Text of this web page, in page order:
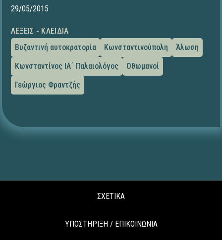
29/05/2015
ΛΈΞΕΙΣ - ΚΛΕΙΔΙΆ
Βυζαντινή αυτοκρατορία
Κωνσταντινούπολη
Άλωση
Κωνσταντίνος ΙΑ΄ Παλαιολόγος
Οθωμανοί
Γεώργιος Φραντζής
ΣΧΕΤΙΚΑ
ΥΠΟΣΤΗΡΙΞΗ / ΕΠΙΚΟΙΝΩΝΙΑ